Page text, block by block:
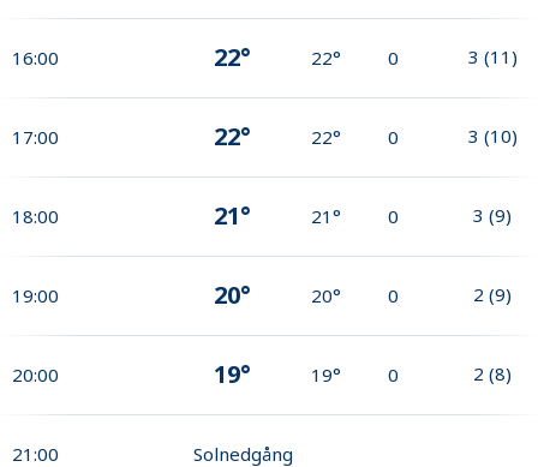
16:00 22° 22° 0 3 (11)
17:00 22° 22° 0 3 (10)
18:00 21° 21° 0 3 (9)
19:00 20° 20° 0 2 (9)
20:00 19° 19° 0 2 (8)
21:00 Solnedgång